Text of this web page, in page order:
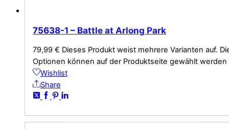
75638-1 – Battle at Arlong Park
79,99 € Dieses Produkt weist mehrere Varianten auf.
Optionen können auf der Produktseite gewählt werden
Wishlist
Share